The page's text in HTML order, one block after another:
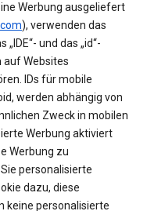
Werbung ausgeliefert
), verwenden das
und das „id“-
auf Websites
IDs für mobile
werden abhängig von
Zweck in mobilen
Werbung aktiviert
Werbung zu
personalisierte
dazu, diese
keine personalisierte